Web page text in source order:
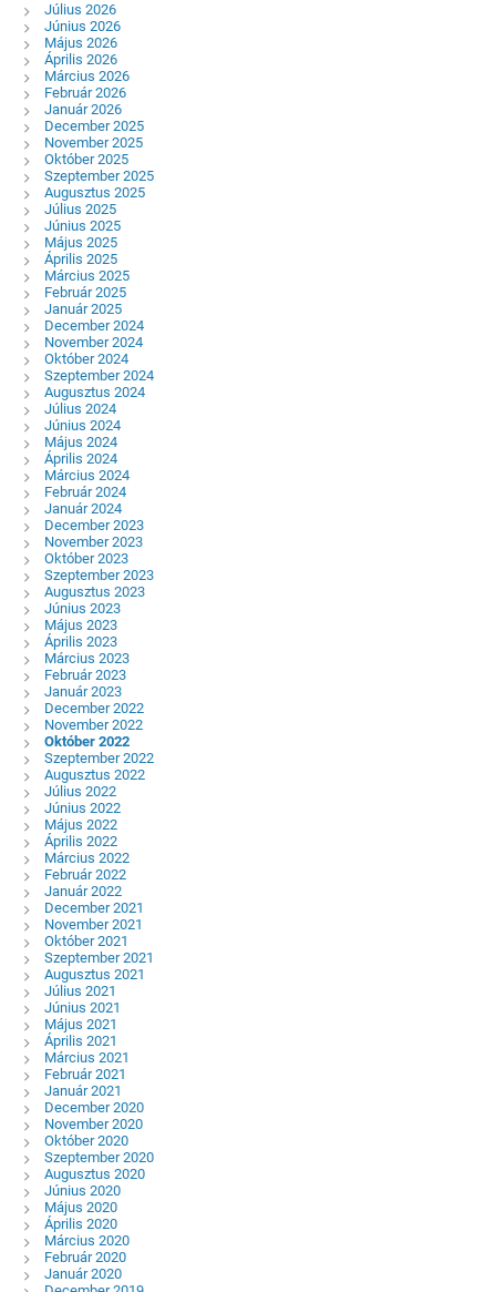
Július 2026
Június 2026
Május 2026
Április 2026
Március 2026
Február 2026
Január 2026
December 2025
November 2025
Október 2025
Szeptember 2025
Augusztus 2025
Július 2025
Június 2025
Május 2025
Április 2025
Március 2025
Február 2025
Január 2025
December 2024
November 2024
Október 2024
Szeptember 2024
Augusztus 2024
Július 2024
Június 2024
Május 2024
Április 2024
Március 2024
Február 2024
Január 2024
December 2023
November 2023
Október 2023
Szeptember 2023
Augusztus 2023
Június 2023
Május 2023
Április 2023
Március 2023
Február 2023
Január 2023
December 2022
November 2022
Október 2022
Szeptember 2022
Augusztus 2022
Július 2022
Június 2022
Május 2022
Április 2022
Március 2022
Február 2022
Január 2022
December 2021
November 2021
Október 2021
Szeptember 2021
Augusztus 2021
Július 2021
Június 2021
Május 2021
Április 2021
Március 2021
Február 2021
Január 2021
December 2020
November 2020
Október 2020
Szeptember 2020
Augusztus 2020
Június 2020
Május 2020
Április 2020
Március 2020
Február 2020
Január 2020